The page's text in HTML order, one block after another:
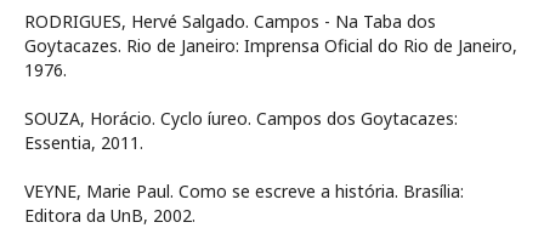
RODRIGUES, Hervé Salgado. Campos - Na Taba dos
Goytacazes. Rio de Janeiro: Imprensa Oficial do Rio de Janeiro,
1976.
SOUZA, Horácio. Cyclo íureo. Campos dos Goytacazes:
Essentia, 2011.
VEYNE, Marie Paul. Como se escreve a história. Brasília:
Editora da UnB, 2002.